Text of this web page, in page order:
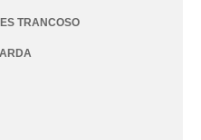
TRANCOSO